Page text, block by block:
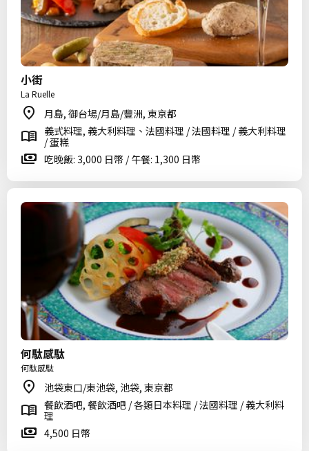
小街
La Ruelle
月島, 御台場/月島/豐洲, 東京都
義式料理, 義大利料理、法國料理 / 法國料理 / 義大利料理
/ 蛋糕
吃晚飯: 3,000 日幣 / 午餐: 1,300 日幣
何駄感駄
何駄感駄
池袋東口/東池袋, 池袋, 東京都
餐飲酒吧, 餐飲酒吧 / 各類日本料理 / 法國料理 / 義大利料
理
4,500 日幣